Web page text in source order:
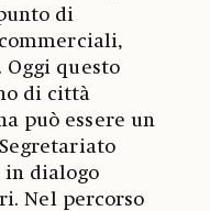
di
questo
di città
può essere un
in dialogo
Nel percorso